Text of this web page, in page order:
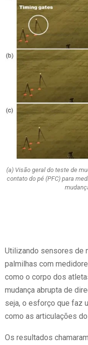
(a) Visão geral do teste de
contato do pé (PFC) para
Utilizando sensores de
palmilhas com
como o corpo dos
mudança abrupta de
seja, o esforço que faz
como as articulações
Os resultados